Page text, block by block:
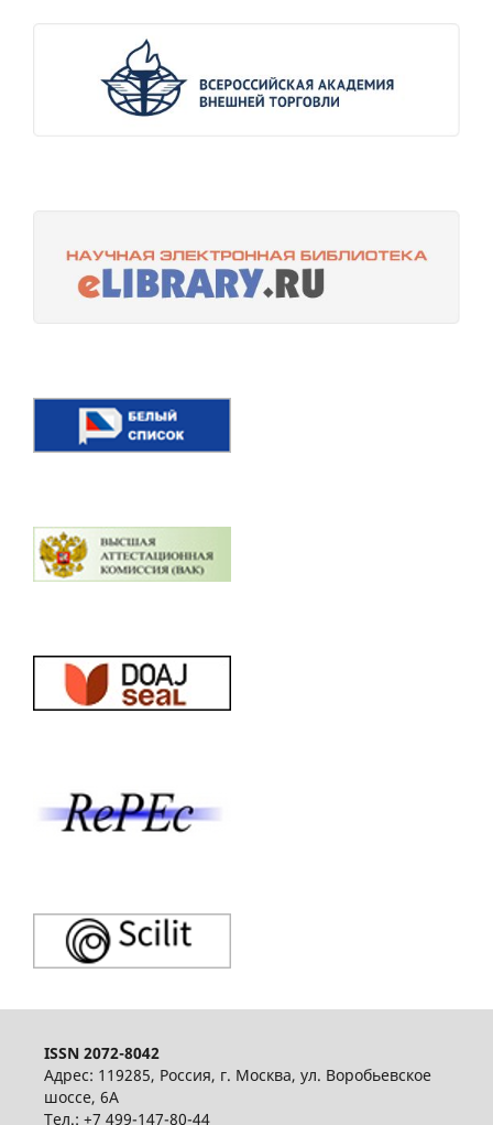
ISSN 2072-8042
Адрес: 119285, Россия, г. Москва, ул. Воробьевское
шоссе, 6А
Тел.: +7 499-147-80-44